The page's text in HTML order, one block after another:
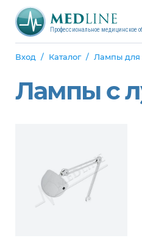
Профессиональное медицинское
Вход Каталог Лампы для
Лампы с